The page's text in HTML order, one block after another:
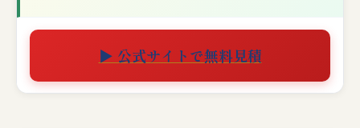
▶ 公式サイトで無料見積